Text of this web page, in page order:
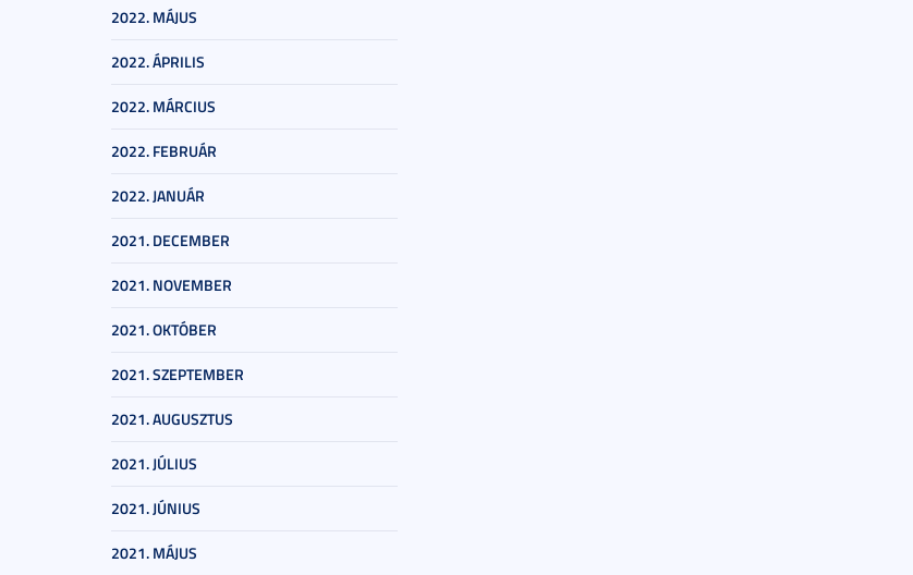
2022. MÁJUS
2022. ÁPRILIS
2022. MÁRCIUS
2022. FEBRUÁR
2022. JANUÁR
2021. DECEMBER
2021. NOVEMBER
2021. OKTÓBER
2021. SZEPTEMBER
2021. AUGUSZTUS
2021. JÚLIUS
2021. JÚNIUS
2021. MÁJUS